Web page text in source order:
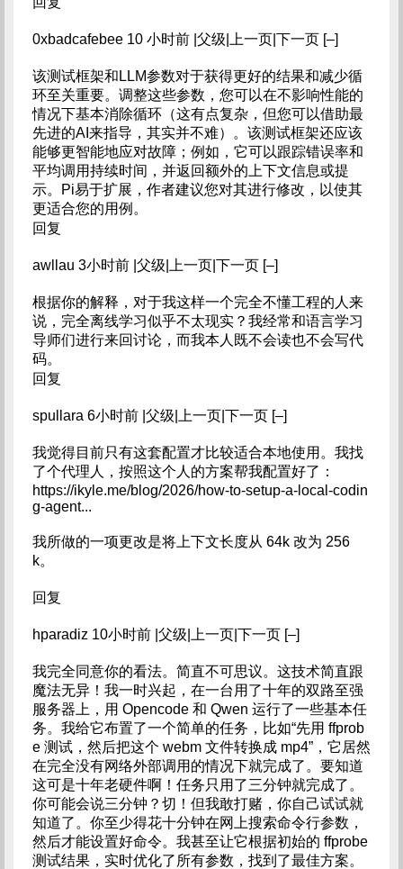
0xbadcafebee 10 小时前 |父级|上一页|下一页 [–]
该测试框架和LLM参数对于获得更好的结果和减少循
环至关重要。调整这些参数，您可以在不影响性能的
情况下基本消除循环（这有点复杂，但您可以借助最
先进的AI来指导，其实并不难）。该测试框架还应该
能够更智能地应对故障；例如，它可以跟踪错误率和
平均调用持续时间，并返回额外的上下文信息或提
示。Pi易于扩展，作者建议您对其进行修改，以使其
更适合您的用例。
回复
awllau 3小时前 |父级|上一页|下一页 [–]
根据你的解释，对于我这样一个完全不懂工程的人来
说，完全离线学习似乎不太现实？我经常和语言学习
导师们进行来回讨论，而我本人既不会读也不会写代
码。
回复
spullara 6小时前 |父级|上一页|下一页 [–]
我觉得目前只有这套配置才比较适合本地使用。我找
了个代理人，按照这个人的方案帮我配置好了：
https://ikyle.me/blog/2026/how-to-setup-a-local-codin
g-agent...
我所做的一项更改是将上下文长度从 64k 改为 256
k。
回复
hparadiz 10小时前 |父级|上一页|下一页 [–]
我完全同意你的看法。简直不可思议。这技术简直跟
魔法无异！我一时兴起，在一台用了十年的双路至强
服务器上，用 Opencode 和 Qwen 运行了一些基本任
务。我给它布置了一个简单的任务，比如“先用 ffprob
e 测试，然后把这个 webm 文件转换成 mp4”，它居然
在完全没有网络外部调用的情况下就完成了。要知道
这可是十年老硬件啊！任务只用了三分钟就完成了。
你可能会说三分钟？切！但我敢打赌，你自己试试就
知道了。你至少得花十分钟在网上搜索命令行参数，
然后才能设置好命令。我甚至让它根据初始的 ffprobe
测试结果，实时优化了所有参数，找到了最佳方案。